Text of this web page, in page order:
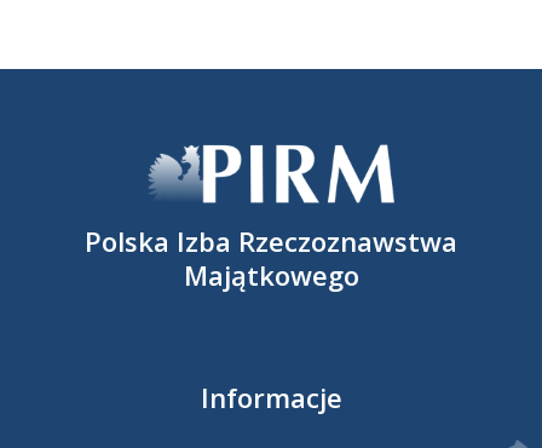
Polska Izba Rzeczoznawstwa
Majątkowego
Informacje